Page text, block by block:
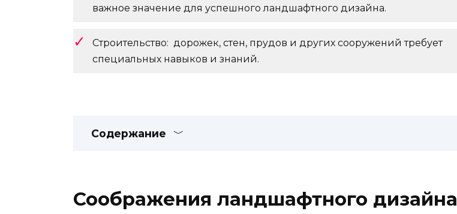
важное значение для успешного ландшафтного дизайна.
Строительство: дорожек, стен, прудов и других сооружений требует
специальных навыков и знаний.
Содержание
Соображения ландшафтного дизайна